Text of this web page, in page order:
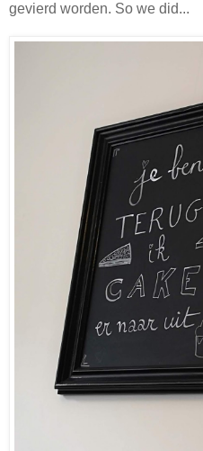
gevierd worden. So we did...